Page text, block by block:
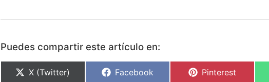
Puedes compartir este artículo en:
X (Twitter) Facebook Pinterest